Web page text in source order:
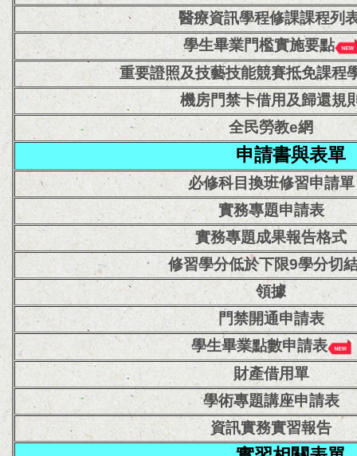
醫療資訊學程修課課程列
學生畢業門檻實施要點
重要證照及技藝技能競賽抵免課程
機房門禁卡借用及歸還規
全民勞教e網
申請書與表單
必修科目換班修習申請單
實務專題申請表
實務專題成果報告格式
修習學分低於下限9學分切
領據
門禁開通申請表
學生畢業點數申請表
財產借用單
學術專題講座申請表
資訊實務實習報告